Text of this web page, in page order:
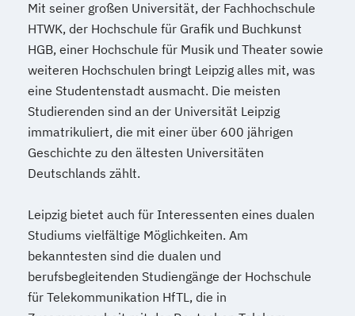
BWL | Versicherungen
BWL | Wirtschaftsprüfung
Soziale Arbeit & Management
Soziale Arbeit & Management & Coaching
Mit seiner großen Universität, der Fachhochschule
HTWK, der Hochschule für Grafik und Buchkunst
HGB, einer Hochschule für Musik und Theater sowie
weiteren Hochschulen bringt Leipzig alles mit, was
eine Studentenstadt ausmacht. Die meisten
Studierenden sind an der Universität Leipzig
immatrikuliert, die mit einer über 600 jährigen
Geschichte zu den ältesten Universitäten
Deutschlands zählt.
Leipzig bietet auch für Interessenten eines dualen
Studiums vielfältige Möglichkeiten. Am
bekanntesten sind die dualen und
berufsbegleitenden Studiengänge der Hochschule
für Telekommunikation HfTL, die in